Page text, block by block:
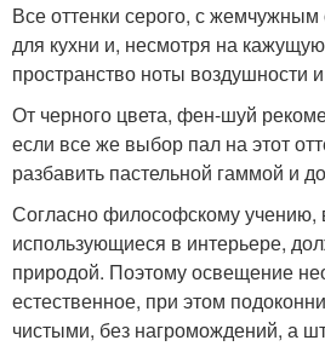
Все оттенки серого, с
для кухни и, несмотря на
пространство ноты воздушности
От черного цвета, фен-шуй
если все же выбор пал на этот
разбавить пастельной гаммой и
Согласно философскому учению,
использующиеся в интерьере,
природой. Поэтому освещение
естественное, при этом
чистыми, без нагромождений, а